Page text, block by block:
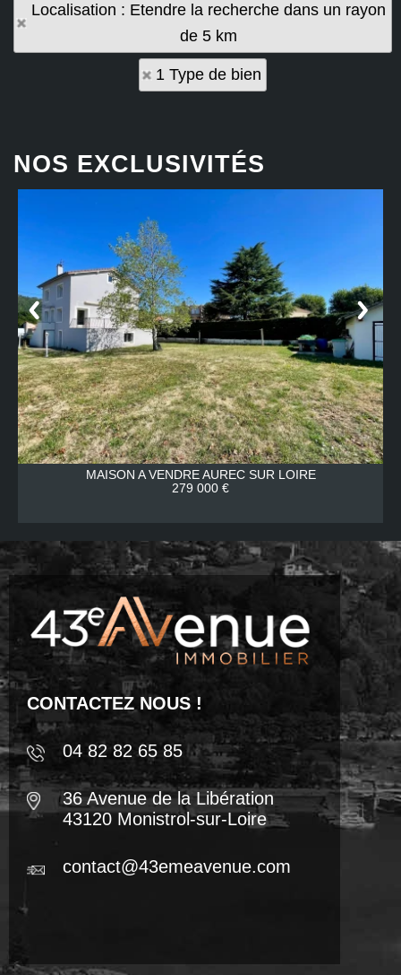
Localisation : Etendre la recherche dans un rayon
de 5 km
1 Type de bien
NOS EXCLUSIVITÉS
MAISON A VENDRE AUREC SUR LOIRE
279 000 €
CONTACTEZ NOUS !
04 82 82 65 85
36 Avenue de la Libération
43120 Monistrol-sur-Loire
contact@43emeavenue.com